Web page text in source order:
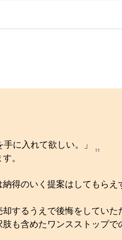
に入れて欲しい。」
。
得のいく提案はしてもら
するうえで後悔をしていた
も含めたワンスストップで